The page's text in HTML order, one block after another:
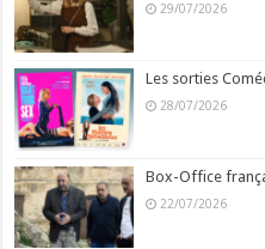
29/07/2026
Les sorties
28/07/2026
Box-Office
22/07/2026